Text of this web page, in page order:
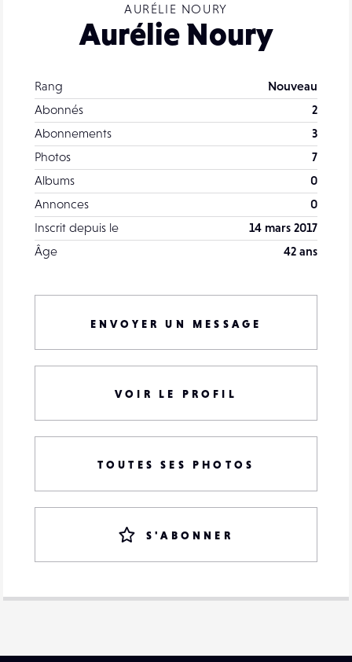
AURÉLIE NOURY
Aurélie Noury
Rang
Nouveau
Abonnés
2
Abonnements
3
Photos
7
Albums
0
Annonces
0
Inscrit depuis le
14 mars 2017
Âge
42 ans
ENVOYER UN MESSAGE
VOIR LE PROFIL
TOUTES SES PHOTOS
S'ABONNER